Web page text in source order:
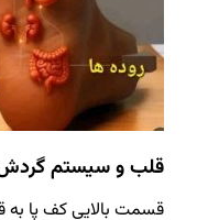
قلب و سیستم
قسمت بالایی کف پا